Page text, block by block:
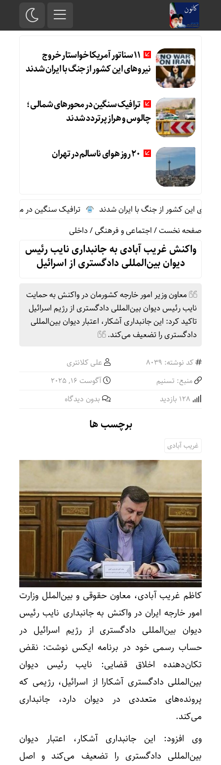
11 سناتور آمریکا خواستار خروج
نیروهای این کشور از جنگ با ایران شدند
ترافیک سنگین در محورهای شمالی؛
چالوس و هراز پرتردد شدند
20 روز هوای ناسالم در تهران
ترافیک سنگین در محورهای
صفحه نخست/اجتماعی و فرهنگی/داخلی
واکنش غریب آبادی به جانبداری نایب رئیس
دیوان بین‌المللی دادگستری از اسرائیل
معاون وزیر امور خارجه کشورمان در واکنش به حمایت
نایب رئیس دیوان بین‌المللی دادگستری از رژیم اسرائیل
تاکید کرد: این جانبداری آشکار، اعتبار دیوان بین‌المللی
دادگستری را تضعیف می‌کند.
کد نوشته: 8039
علی کلانتری
منبع: تسنیم
آگوست 16, 2025
بدون دیدگاه
برچسب ها
غریب آبادی
کاظم غریب آبادی، معاون حقوقی و بین‌الملل وزارت
امور خارجه ایران در واکنش به جانبداری نایب رئیس
دیوان بین‌المللی دادگستری از رژیم اسرائیل در
حساب رسمی خود در برنامه ایکس نوشت: نقض
تکان‌دهنده اخلاق قضایی: نایب رئیس دیوان
بین‌المللی دادگستری آشکارا از اسرائیل، رژیمی که
پرونده‌های متعددی در دیوان دارد، جانبداری
می‌کند.
وی افزود: این جانبداری آشکار، اعتبار دیوان
بین‌المللی دادگستری را تضعیف می‌کند و اصل